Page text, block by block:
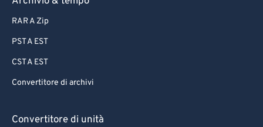
RAR A Zip
PST A EST
CST A EST
Convertitore di archivi
Convertitore di unità